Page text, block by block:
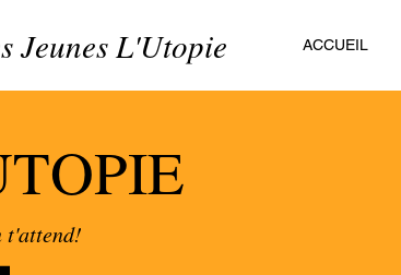
Jeunes L'Utopie ACCUEIL
t'attend!